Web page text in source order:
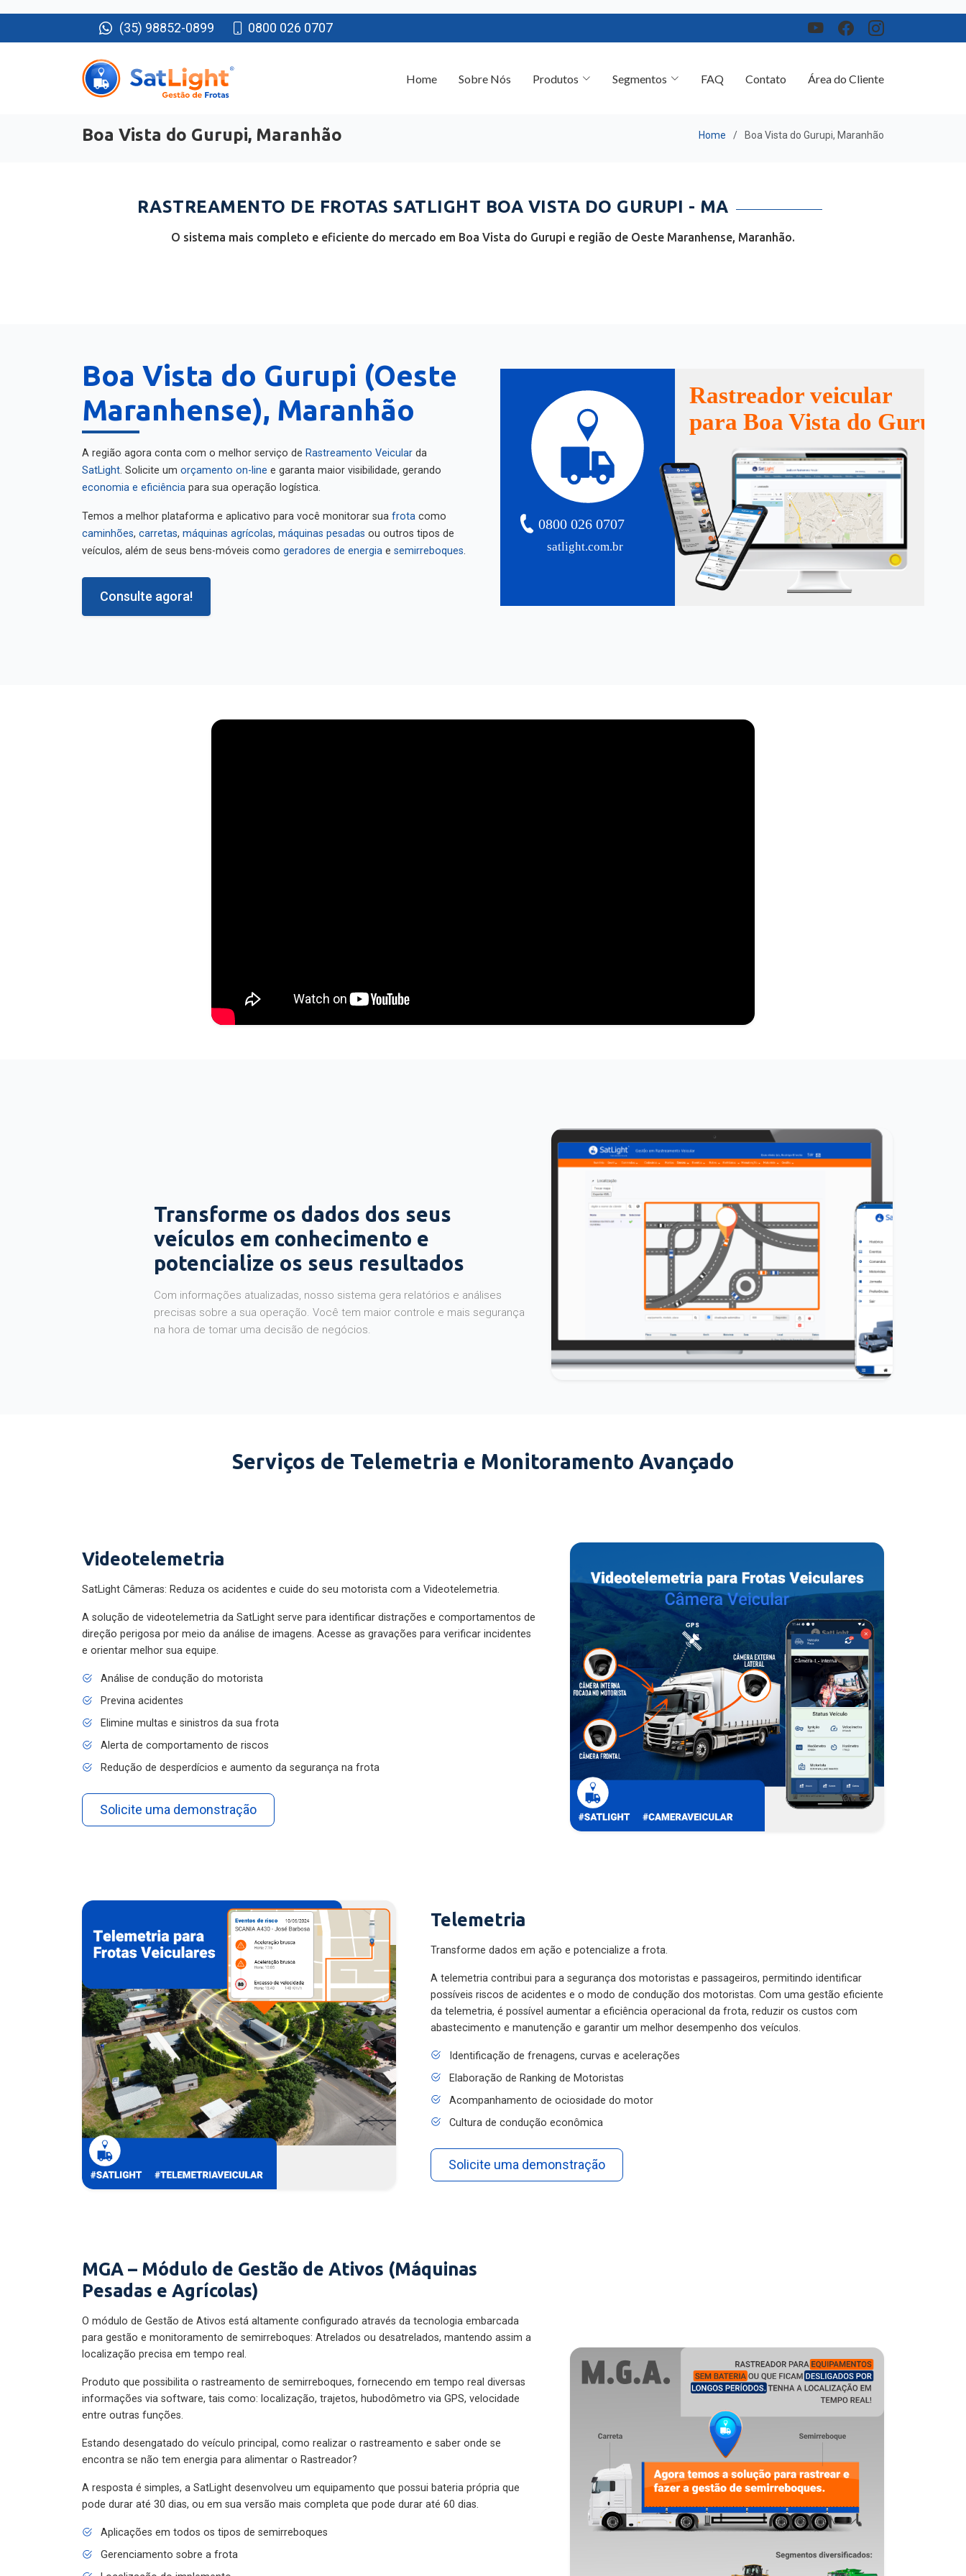
(35) 98852-0899 0800 026 0707
Boa Vista do Gurupi, Maranhão
RASTREAMENTO DE FROTAS SATLIGHT BOA VISTA DO GURUPI - MA
O sistema mais completo e eficiente do mercado em Boa Vista do Gurupi e região de Oeste Maranhense, Maranhão.
Boa Vista do Gurupi (Oeste
Maranhense), Maranhão
A região agora conta com o melhor serviço de Rastreamento Veicular
da
SatLight
. Solicite um orçamento on-line
e garanta maior visibilidade, gerando
economia e eficiência
para sua operação logística.
Temos a melhor plataforma e aplicativo para você monitorar sua frota
caminhões
máquinas agrícolas máquinas pesadas
ou outros tipos de
veículos, além de seus bens-móveis como
geradores de energia semirreboques
Consulte agora!
satlight.com.br
0800 026 0707
Rastreador veicular
para Boa Vista do Gurupi
Transforme os dados dos seus
veículos em conhecimento e
potencialize os seus resultados
Com informações atualizadas, nosso sistema gera relatórios e análises
precisas sobre a sua operação. Você tem maior controle e mais segurança
na hora de tomar uma decisão de negócios.
Serviços de Telemetria e Monitoramento Avançado
Videotelemetria
SatLight Câmeras: Reduza os acidentes e cuide do seu motorista com a Videotelemetria.
A solução de videotelemetria da SatLight serve para identificar distrações e comportamentos de
direção perigosa por meio da análise de imagens. Acesse as gravações para verificar incidentes
e orientar melhor sua equipe.
Análise de condução do motorista
Previna acidentes
Elimine multas e sinistros da sua frota
Alerta de comportamento de riscos
Redução de desperdícios e aumento da segurança na frota
Solicite uma demonstração
Telemetria
Transforme dados em ação e potencialize a frota.
A telemetria contribui para a segurança dos motoristas e passageiros, permitindo identificar
possíveis riscos de acidentes e o modo de condução dos motoristas. Com uma gestão eficiente
da telemetria, é possível aumentar a eficiência operacional da frota, reduzir os custos com
abastecimento e manutenção e garantir um melhor desempenho dos veículos.
Identificação de frenagens, curvas e acelerações
Elaboração de Ranking de Motoristas
Acompanhamento de ociosidade do motor
Cultura de condução econômica
Solicite uma demonstração
MGA – Módulo de Gestão de Ativos (Máquinas
Pesadas e Agrícolas)
O módulo de Gestão de Ativos está altamente configurado através da tecnologia embarcada
para gestão e monitoramento de semirreboques: Atrelados ou desatrelados, mantendo assim a
localização precisa em tempo real.
Produto que possibilita o rastreamento de semirreboques, fornecendo em tempo real diversas
informações via software, tais como: localização, trajetos, hubodômetro via GPS, velocidade
entre outras funções.
Estando desengatado do veículo principal, como realizar o rastreamento e saber onde se
encontra se não tem energia para alimentar o Rastreador?
A resposta é simples, a SatLight desenvolveu um equipamento que possui bateria própria que
pode durar até 30 dias, ou em sua versão mais completa que pode durar até 60 dias.
Aplicações em todos os tipos de semirreboques
Gerenciamento sobre a frota
Localização do implemento